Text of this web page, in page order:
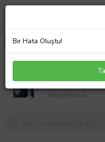
Oral-B Pro Series
2499,00 TL
Kargo Bedava
Bir Hata Oluştu!